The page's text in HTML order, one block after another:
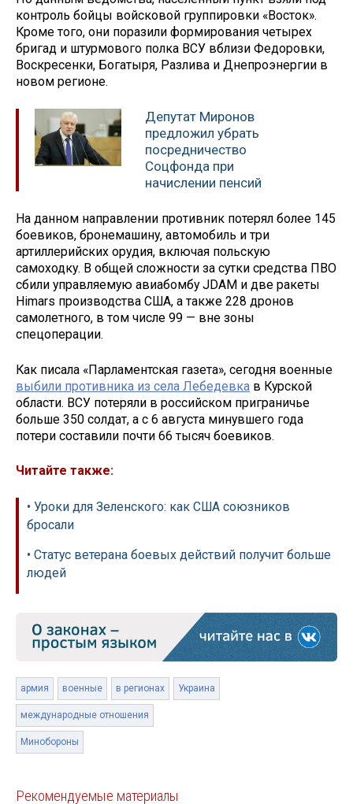
контроль бойцы войсковой группировки «Восток».
Кроме того, они поразили формирования четырех
бригад и штурмового полка ВСУ вблизи Федоровки,
Воскресенки, Богатыря, Разлива и Днепроэнергии в
новом регионе.
Депутат Миронов
предложил убрать
посредничество
Соцфонда при
начислении пенсий
На данном направлении противник потерял более 145
боевиков, бронемашину, автомобиль и три
артиллерийских орудия, включая польскую
самоходку. В общей сложности за сутки средства ПВО
сбили управляемую авиабомбу JDAM и две ракеты
Himars производства США, а также 228 дронов
самолетного, в том числе 99 — вне зоны
спецоперации.
Как писала «Парламентская газета», сегодня военные
выбили противника из села Лебедевка в Курской
области. ВСУ потеряли в российском приграничье
больше 350 солдат, а с 6 августа минувшего года
потери составили почти 66 тысяч боевиков.
Читайте также:
• Уроки для Зеленского: как США союзников
бросали
• Статус ветерана боевых действий получит больше
людей
армия военные в регионах Украина
международные отношения
Минобороны
Рекомендуемые материалы